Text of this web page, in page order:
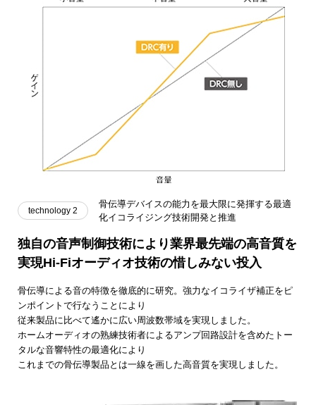
technology 2
骨伝導デバイスの能力を最大限に発揮する最適
化イコライジング技術開発と推進
独自の音声制御技術により業界最先端の高音質を
実現Hi-Fiオーディオ技術の惜しみない投入
骨伝導による音の特徴を徹底的に研究。強力なイコライザ補正をピ
ンポイントで行なうことにより
従来製品に比べて遙かに広い周波数帯域を実現しました。
ホームオーディオの熟練技術者によるアンプ回路設計を含めたトー
タルな音響特性の最適化により
これまでの骨伝導製品とは一線を画した高音質を実現しました。